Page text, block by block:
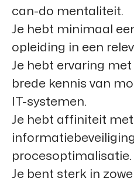
can-do mentaliteit.
Je hebt minimaal
opleiding in een
Je hebt ervaring
brede kennis van
IT-systemen.
Je hebt affiniteit met
procesoptimalisatie.
Je bent sterk in